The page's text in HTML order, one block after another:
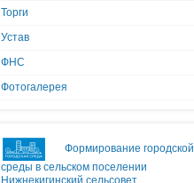
Торги
Устав
ФНС
Фотогалерея
Формирование городской
среды в сельском поселении
Нижнекигинский сельсовет